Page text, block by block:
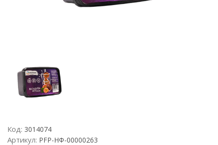
Код: 3014074
Артикул: PFP-НФ-00000263